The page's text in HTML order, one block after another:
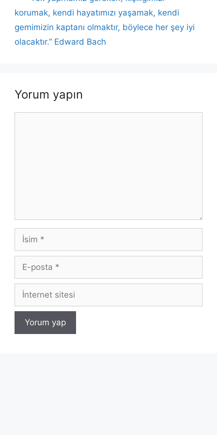
korumak, kendi hayatımızı yaşamak, kendi
gemimizin kaptanı olmaktır, böylece her şey iyi
olacaktır.” Edward Bach
Yorum yapın
İsim
posta
İnternet
sitesi